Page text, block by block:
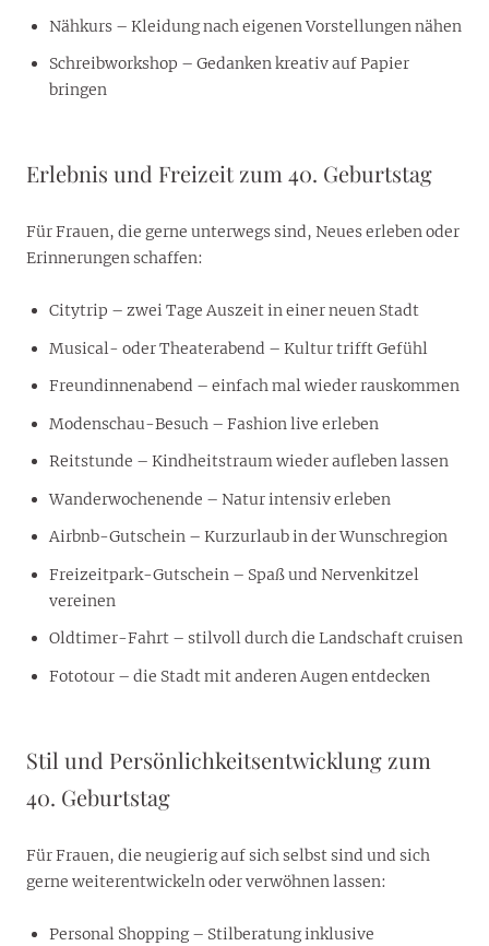
Nähkurs – Kleidung nach eigenen Vorstellungen nähen
Schreibworkshop – Gedanken kreativ auf Papier
bringen
Erlebnis und Freizeit zum 40. Geburtstag
Für Frauen, die gerne unterwegs sind, Neues erleben oder
Erinnerungen schaffen:
Citytrip – zwei Tage Auszeit in einer neuen Stadt
Musical- oder Theaterabend – Kultur trifft Gefühl
Freundinnenabend – einfach mal wieder rauskommen
Modenschau-Besuch – Fashion live erleben
Reitstunde – Kindheitstraum wieder aufleben lassen
Wanderwochenende – Natur intensiv erleben
Airbnb-Gutschein – Kurzurlaub in der Wunschregion
Freizeitpark-Gutschein – Spaß und Nervenkitzel
vereinen
Oldtimer-Fahrt – stilvoll durch die Landschaft cruisen
Fototour – die Stadt mit anderen Augen entdecken
Stil und Persönlichkeitsentwicklung zum
40. Geburtstag
Für Frauen, die neugierig auf sich selbst sind und sich
gerne weiterentwickeln oder verwöhnen lassen:
Personal Shopping – Stilberatung inklusive